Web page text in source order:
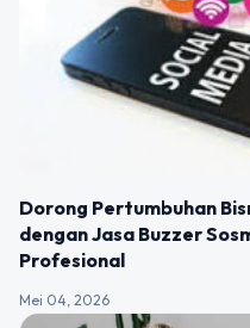
Dorong Pertumbuhan
dengan Jasa Buzzer
Profesional
Mei 04, 2026